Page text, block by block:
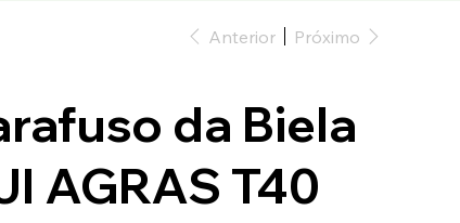
Anterior Próximo
da Biela
AGRAS T40